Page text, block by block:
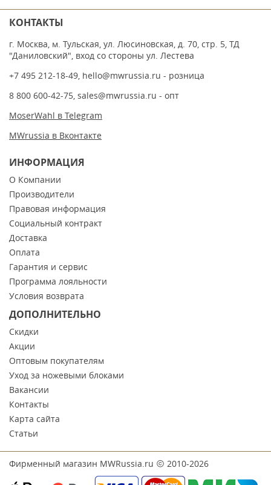
КОНТАКТЫ
г. Москва, м. Тульская, ул. Люсиновская, д. 70, стр. 5, ТД
"Даниловский", вход со стороны ул. Лестева
+7 495 212-18-49, hello@mwrussia.ru - розница
8 800 600-42-75, sales@mwrussia.ru - опт
MoserWahl в Telegram
MWrussia в Вконтакте
ИНФОРМАЦИЯ
О Компании
Производители
Правовая информация
Социальный контракт
Доставка
Оплата
Гарантия и сервис
Программа лояльности
Условия возврата
ДОПОЛНИТЕЛЬНО
Скидки
Акции
Оптовым покупателям
Уход за ножевыми блоками
Вакансии
Контакты
Карта сайта
Статьи
Фирменный магазин MWRussia.ru 2010-2026